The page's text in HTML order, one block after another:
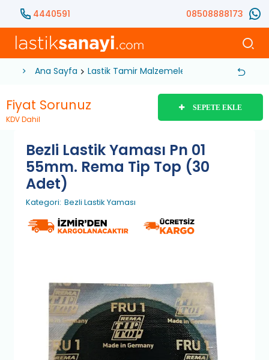
4440591 08508888173
Ana Sayfa Lastik Tamir Malzemeleri Lastik Yaması
Fiyat Sorunuz
KDV Dahil
SEPETE EKLE
Bezli Lastik Yaması Pn 01
55mm. Rema Tip Top (30
Adet)
Kategori: Bezli Lastik Yaması